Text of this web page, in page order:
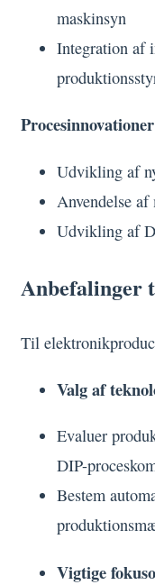
maskinsyn
Integration af
Procesinnovationer
Udvikling af
Anvendelse
Udvikling af
Anbefalinger
Til
Valg af
Evaluer
DIP-
Bestem
Vigtige